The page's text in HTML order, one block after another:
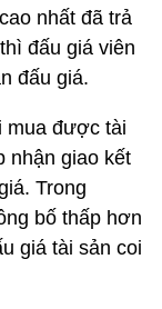
nhất đã trả
đấu giá viên
đấu giá.
mua được tài
nhận giao kết
Trong
bố thấp hơn
giá tài sản coi